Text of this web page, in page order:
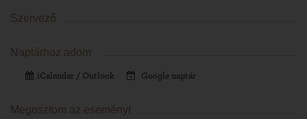
Szervező
Naptárhoz adom
iCalendar / Outlook Google naptár
Megosztom az eseményt